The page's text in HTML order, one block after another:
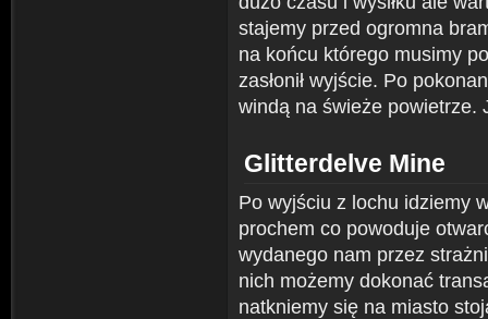
stajemy przed ogromna
na końcu którego musimy
zasłonił wyjście. Po
windą na świeże powietrze.
Glitterdelve Mine
Po wyjściu z lochu idziemy
prochem co powoduje
wydanego nam przez
nich możemy dokonać
natkniemy się na miasto